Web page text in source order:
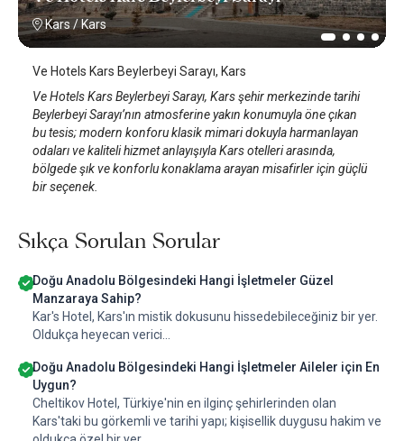
Kars/Kars
Ve Hotels Kars Beylerbeyi Sarayı, Kars
Ve Hotels Kars Beylerbeyi Sarayı, Kars şehir merkezinde tarihi
Beylerbeyi Sarayı’nın atmosferine yakın konumuyla öne çıkan
bu tesis; modern konforu klasik mimari dokuyla harmanlayan
odaları ve kaliteli hizmet anlayışıyla Kars otelleri arasında,
bölgede şık ve konforlu konaklama arayan misafirler için güçlü
bir seçenek.
Sıkça Sorulan Sorular
Doğu Anadolu Bölgesindeki Hangi İşletmeler Güzel
Manzaraya Sahip?
Kar's Hotel, Kars'ın mistik dokusunu hissedebileceğiniz bir yer.
Oldukça heyecan verici...
Doğu Anadolu Bölgesindeki Hangi İşletmeler Aileler için En
Uygun?
Cheltikov Hotel, Türkiye'nin en ilginç şehirlerinden olan
Kars'taki bu görkemli ve tarihi yapı; kişisellik duygusu hakim ve